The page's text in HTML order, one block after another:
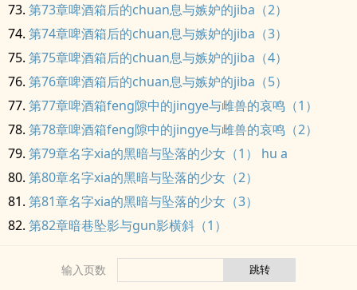
第73章啤酒箱后的chuan息与嫉妒的jiba（2）
第74章啤酒箱后的chuan息与嫉妒的jiba（3）
第75章啤酒箱后的chuan息与嫉妒的jiba（4）
第76章啤酒箱后的chuan息与嫉妒的jiba（5）
第77章啤酒箱feng隙中的jingye与雌兽的哀鸣（1）
第78章啤酒箱feng隙中的jingye与雌兽的哀鸣（2）
第79章名字xia的黑暗与坠落的少女（1） hu a
第80章名字xia的黑暗与坠落的少女（2）
第81章名字xia的黑暗与坠落的少女（3）
第82章暗巷坠影与gun影横斜（1）
输入页数